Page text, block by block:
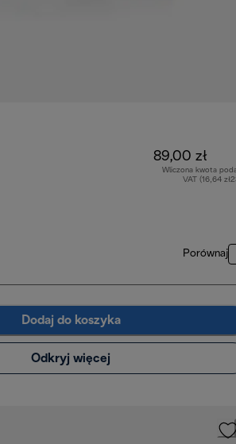
89,00 zł
Wliczona kwota
VAT (16,64
Porównaj
Dodaj do koszyka
Odkryj więcej